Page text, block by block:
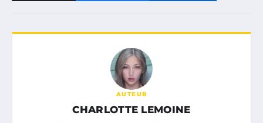
AUTEUR
CHARLOTTE LEMOINE